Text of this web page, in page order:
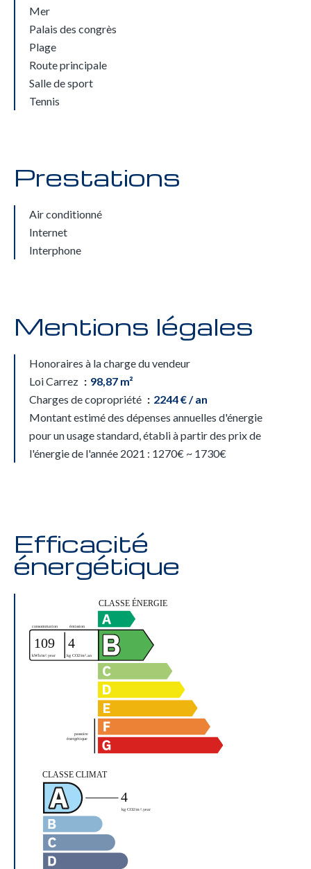
Mer
Palais des congrès
Plage
Route principale
Salle de sport
Tennis
Prestations
Air conditionné
Internet
Interphone
Mentions légales
Honoraires à la charge du vendeur
Loi Carrez
98,87 m²
Charges de copropriété
2244 € / an
Montant estimé des dépenses annuelles d'énergie
pour un usage standard, établi à partir des prix de
l'énergie de l'année 2021 : 1270€ ~ 1730€
Efficacité
énergétique